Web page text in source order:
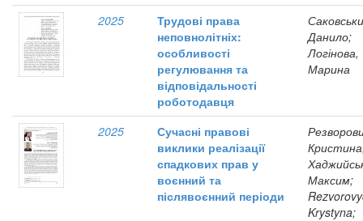
2025
Трудові права
неповнолітніх:
особливості
регулювання та
відповідальності
роботодавця
Данило;
Логінова,
Марина
2025
Сучасні правові
виклики реалізації
спадкових прав у
воєнний та
післявоєнний періоди
Максим;
Krystyna;